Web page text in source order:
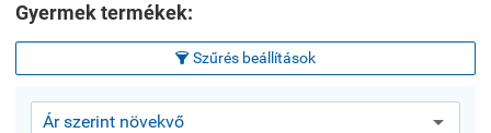
Gyermek termékek:
 Szűrés beállítások